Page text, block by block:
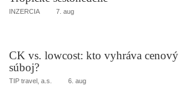
INZERCIA 7. aug
CK vs. lowcost: kto vyhráva cenový
súboj?
TIP travel, a.s. 6. aug